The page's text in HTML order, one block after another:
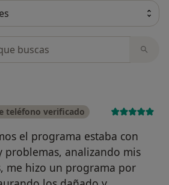
teléfono verificado
el programa estaba con
problemas, analizando mis
me hizo un programa por